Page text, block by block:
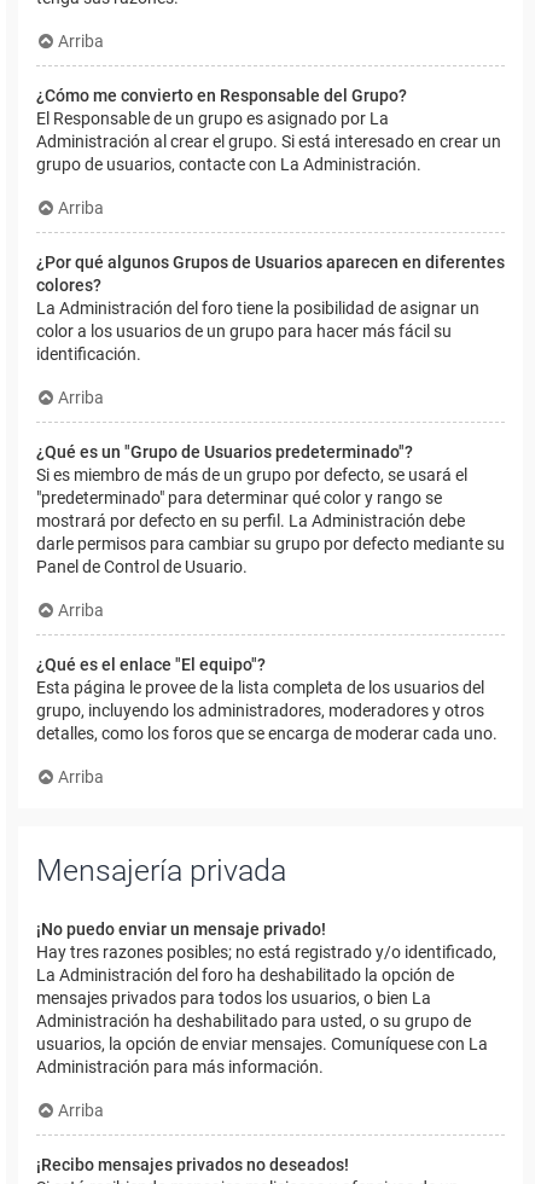
Arriba
¿Cómo me convierto en Responsable del Grupo?
El Responsable de un grupo es asignado por La
Administración al crear el grupo. Si está interesado en crear un
grupo de usuarios, contacte con La Administración.
Arriba
¿Por qué algunos Grupos de Usuarios aparecen en diferentes
colores?
La Administración del foro tiene la posibilidad de asignar un
color a los usuarios de un grupo para hacer más fácil su
identificación.
Arriba
¿Qué es un "Grupo de Usuarios predeterminado"?
Si es miembro de más de un grupo por defecto, se usará el
"predeterminado" para determinar qué color y rango se
mostrará por defecto en su perfil. La Administración debe
darle permisos para cambiar su grupo por defecto mediante su
Panel de Control de Usuario.
Arriba
¿Qué es el enlace "El equipo"?
Esta página le provee de la lista completa de los usuarios del
grupo, incluyendo los administradores, moderadores y otros
detalles, como los foros que se encarga de moderar cada uno.
Arriba
Mensajería privada
¡No puedo enviar un mensaje privado!
Hay tres razones posibles; no está registrado y/o identificado,
La Administración del foro ha deshabilitado la opción de
mensajes privados para todos los usuarios, o bien La
Administración ha deshabilitado para usted, o su grupo de
usuarios, la opción de enviar mensajes. Comuníquese con La
Administración para más información.
Arriba
¡Recibo mensajes privados no deseados!